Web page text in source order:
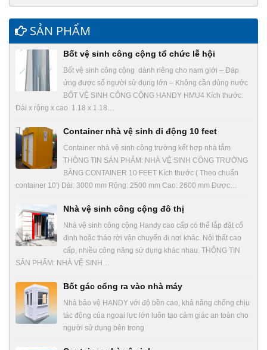
SẢN PHẨM
Bốt vệ sinh công cộng tổ chức lễ hội
Bốt vệ sinh công cộng dành riêng cho nam giới – Đáp
ứng được số người sử dụng lớn – Không cần dùng nước
BỐT VỆ SINH CÔNG CỘNG HANDY HMU4 Kích thước:
Dài x rộng x cao 1.18 x 1.18…
Container nhà vệ sinh di động 10 feet
Container nhà vệ sinh công trường kết hợp nhà tắm
THÔNG TIN SẢN PHẨM: NHÀ VỆ SINH CÔNG TRƯỜNG
BẰNG CONTAINER 10 FEET Kích thước ( Theo chuẩn
container 10′) Dài: 3000 mm Rộng: 2500 mm Cao: 2600 mm Được…
Nhà vệ sinh công cộng đô thị
Nhà vệ sinh công cộng Handy cao cấp có thể lắp đặt cố
định hoặc tháo rời vận chuyển đi nơi khác. Nội thất cao
cấp, nhiều công năng sử dụng khác nhau. THÔNG TIN
SẢN PHẨM: NHÀ VỆ SINH…
Bốt gác cổng ra vào nhà máy
Nhà bảo vệ HANDY với độ bền cao, khả năng chống chịu
tác động của ngoại lực lớn luôn tạo cảm giác an toàn cho
người sử dụng bên trong